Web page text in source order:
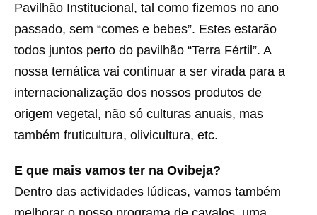
Pavilhão Institucional, tal como fizemos no ano
passado, sem “comes e bebes”. Estes estarão
todos juntos perto do pavilhão “Terra Fértil”. A
nossa temática vai continuar a ser virada para a
internacionalização dos nossos produtos de
origem vegetal, não só culturas anuais, mas
também fruticultura, olivicultura, etc.
E que mais vamos ter na Ovibeja?
Dentro das actividades lúdicas, vamos também